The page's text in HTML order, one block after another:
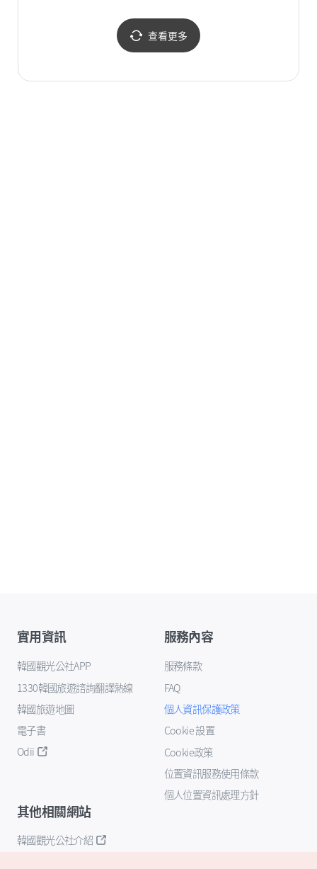
查看更多
實用資訊
韓國觀光公社APP
1330韓國旅遊諮詢翻譯熱線
韓國旅遊地圖
電子書
Odii
服務內容
服務條款
FAQ
個人資訊保護政策
Cookie 設置
Cookie政策
位置資訊服務使用條款
個人位置資訊處理方針
其他相關網站
韓國觀光公社介紹